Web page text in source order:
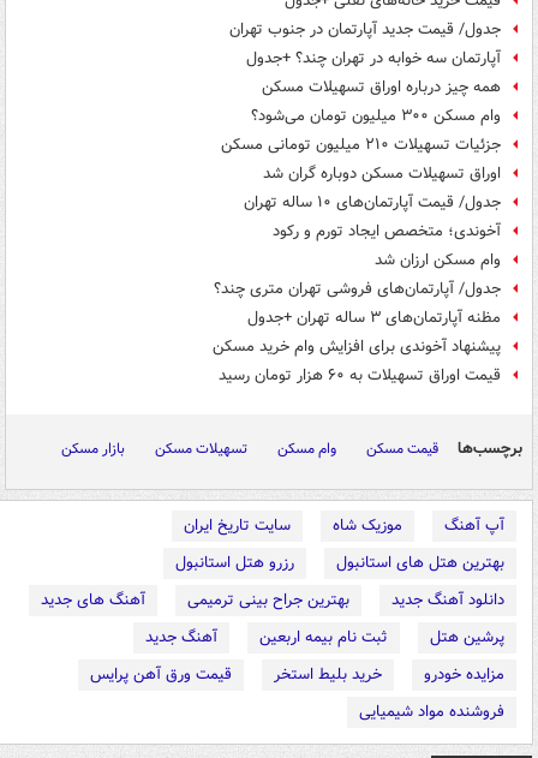
جدول/ قیمت جدید آپارتمان در جنوب تهران
آپارتمان سه خوابه در تهران چند؟ +جدول
همه چیز درباره اوراق تسهیلات مسکن
وام مسکن ۳۰۰ میلیون تومان می‌شود؟
جزئیات تسهیلات ۲۱۰ میلیون تومانی مسکن
اوراق تسهیلات مسکن دوباره گران شد
جدول/ قیمت آپارتمان‌های ۱۰ ساله تهران
آخوندی؛ متخصص ایجاد تورم و رکود
وام مسکن ارزان شد
جدول/ آپارتمان‌های فروشی تهران متری چند؟
مظنه آپارتمان‌های ۳ ساله تهران +جدول
پیشنهاد آخوندی برای افزایش وام خرید مسکن
قیمت اوراق تسهیلات به ۶۰ هزار تومان رسید
برچسب‌ها قیمت مسکن وام مسکن تسهیلات مسکن بازار مسکن
آپ آهنگ موزیک شاه
سایت تاریخ ایران
بهترین هتل های استانبول
رزرو هتل استانبول
دانلود آهنگ جدید
بهترین جراح بینی ترمیمی
آهنگ های جدید
پرشین هتل
ثبت نام بیمه اربعین
آهنگ جدید
مزایده خودرو
خرید بلیط استخر
قیمت ورق آهن پرایس
فروشنده مواد شیمیایی